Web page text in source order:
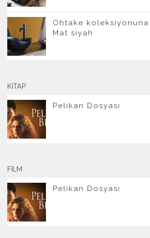
Ohtake
Mat siyah
KITAP
Pelikan Dosyası
FILM
Pelikan Dosyası